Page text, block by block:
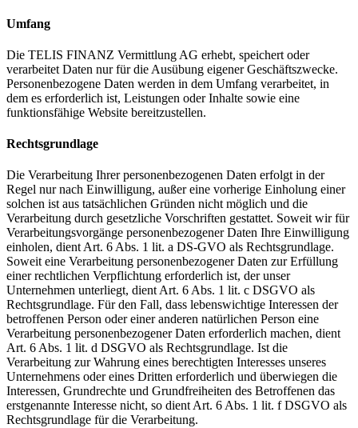
Umfang
Die TELIS FINANZ Vermittlung AG erhebt, speichert oder
verarbeitet Daten nur für die Ausübung eigener Geschäftszwecke.
Personenbezogene Daten werden in dem Umfang verarbeitet, in
dem es erforderlich ist, Leistungen oder Inhalte sowie eine
funktionsfähige Website bereitzustellen.
Rechtsgrundlage
Die Verarbeitung Ihrer personenbezogenen Daten erfolgt in der
Regel nur nach Einwilligung, außer eine vorherige Einholung einer
solchen ist aus tatsächlichen Gründen nicht möglich und die
Verarbeitung durch gesetzliche Vorschriften gestattet. Soweit wir für
Verarbeitungsvorgänge personenbezogener Daten Ihre Einwilligung
einholen, dient Art. 6 Abs. 1 lit. a DS-GVO als Rechtsgrundlage.
Soweit eine Verarbeitung personenbezogener Daten zur Erfüllung
einer rechtlichen Verpflichtung erforderlich ist, der unser
Unternehmen unterliegt, dient Art. 6 Abs. 1 lit. c DSGVO als
Rechtsgrundlage. Für den Fall, dass lebenswichtige Interessen der
betroffenen Person oder einer anderen natürlichen Person eine
Verarbeitung personenbezogener Daten erforderlich machen, dient
Art. 6 Abs. 1 lit. d DSGVO als Rechtsgrundlage. Ist die
Verarbeitung zur Wahrung eines berechtigten Interesses unseres
Unternehmens oder eines Dritten erforderlich und überwiegen die
Interessen, Grundrechte und Grundfreiheiten des Betroffenen das
erstgenannte Interesse nicht, so dient Art. 6 Abs. 1 lit. f DSGVO als
Rechtsgrundlage für die Verarbeitung.